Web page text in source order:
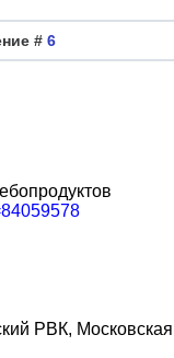
# 6
РВК,